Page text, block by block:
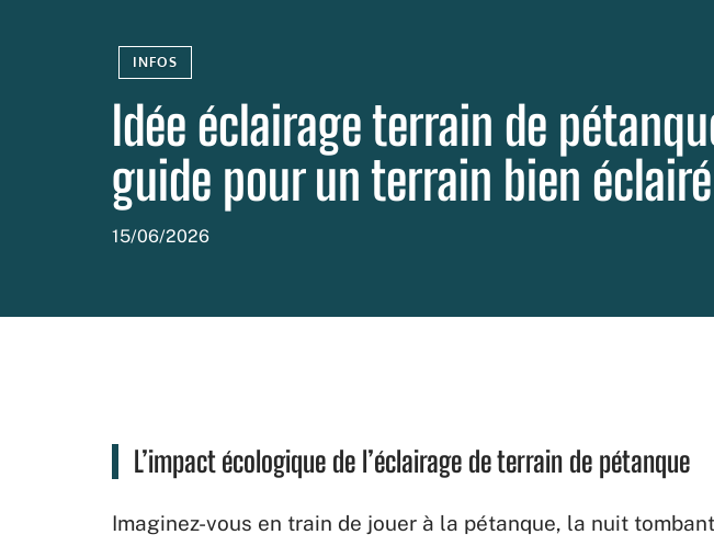
INFOS
Idée éclairage terrain de
guide pour un terrain bien éclairé
15/06/2026
L’impact écologique de l’éclairage de terrain de pétanque
Imaginez-vous en train de jouer à la pétanque, la nuit